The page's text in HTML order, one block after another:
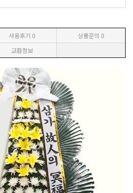
사용후기 0 상품문의 0
교환정보